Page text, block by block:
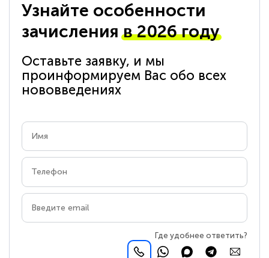
Узнайте особенности
зачисленияв 2026 году
Оставьте заявку, и мы
проинформируем Вас обо всех
нововведениях
Где удобнее ответить?